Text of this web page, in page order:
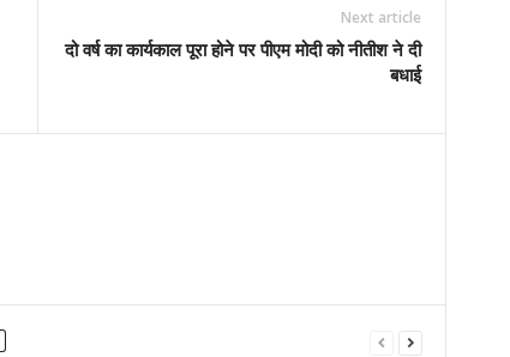
Next article
दो वर्ष का कार्यकाल पूरा होने पर पीएम मोदी को नीतीश ने दी
बधाई